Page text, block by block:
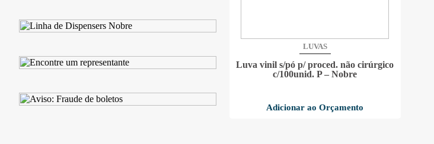
LUVAS
Luva vinil s/pó p/ proced. não cirúrgico
c/100unid. P – Nobre
Adicionar ao Orçamento